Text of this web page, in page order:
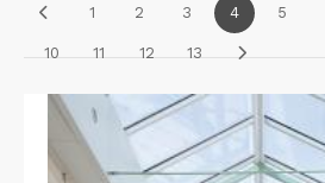
1 2 3 4 5
10 11 12 13